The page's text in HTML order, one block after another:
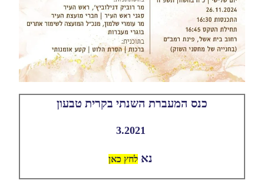
כנס המעברת השנתי בקרית טבעון
נא לחץ כאן